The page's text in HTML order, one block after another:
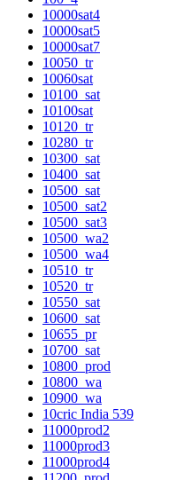
10000sat4
10000sat5
10000sat7
10050_tr
10060sat
10100_sat
10100sat
10120_tr
10280_tr
10300_sat
10400_sat
10500_sat
10500_sat2
10500_sat3
10500_wa2
10500_wa4
10510_tr
10520_tr
10550_sat
10600_sat
10655_pr
10700_sat
10800_prod
10800_wa
10900_wa
10cric India 539
11000prod2
11000prod3
11000prod4